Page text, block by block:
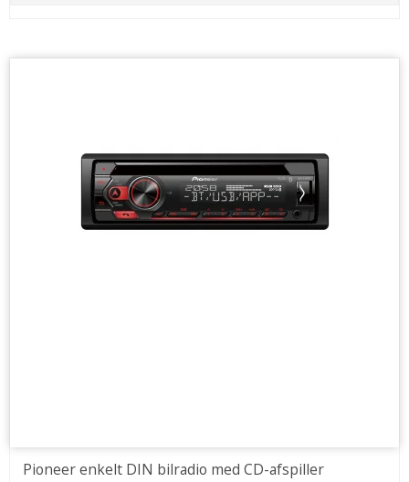
Pioneer enkelt DIN bilradio med CD-afspiller